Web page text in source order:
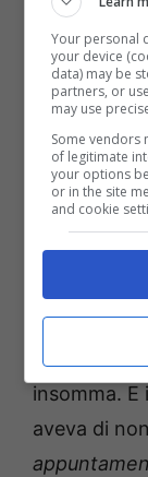
Alfonso
vacanza -(foto
Il direttore
stop
insomma.
aveva di
Your personal
your device
data) may be
partners, or
may use
Some vendors
of legitimate
your options
or in the site
and cookie